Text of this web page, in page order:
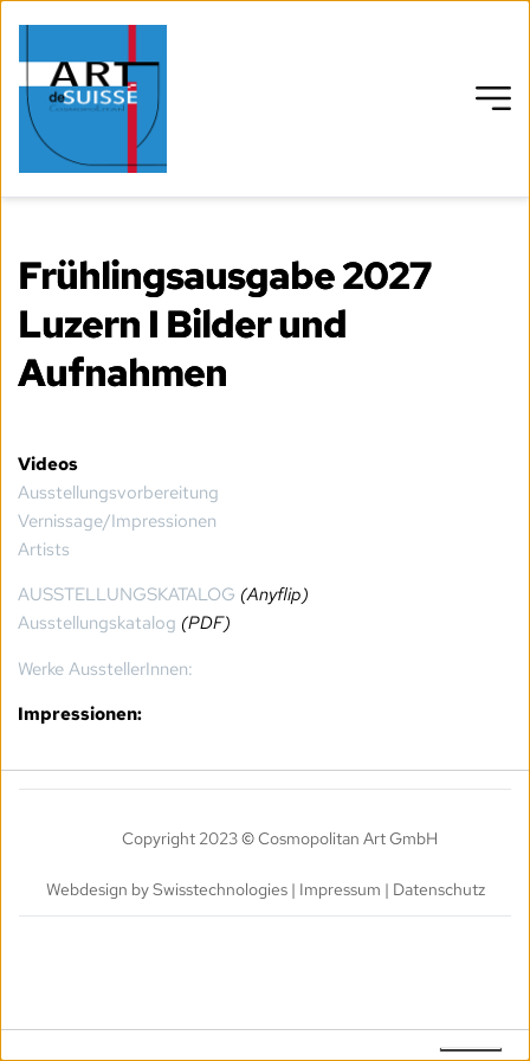
Frühlingsausgabe 2027
Luzern I Bilder und
Aufnahmen
Videos
Ausstellungsvorbereitung
Vernissage/Impressionen
Artists
AUSSTELLUNGSKATALOG (Anyflip)
Ausstellungskatalog (PDF)
Werke AusstellerInnen:
Impressionen:
Copyright 2023 © Cosmopolitan Art GmbH
Webdesign by Swisstechnologies | Impressum | Datenschutz